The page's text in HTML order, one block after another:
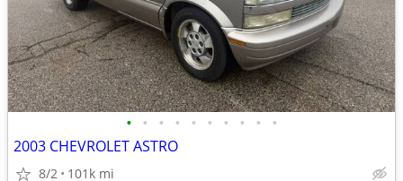
• • • • • • • • • •
2003 CHEVROLET ASTRO
8/2 101k mi